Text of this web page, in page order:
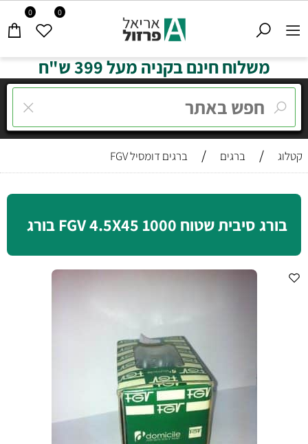
0 0
משלוח חינם בקניה מעל 399 ש"ח
קטלוג / ברגים / ברגים דומסיל FGV
בורג סיבית שטוח FGV 4.5X45 1000 בורג